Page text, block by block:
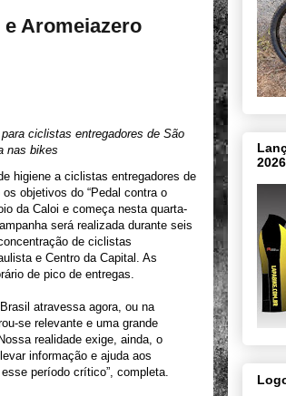
Aromeiazero
ciclistas entregadores de São
nas bikes
higiene a ciclistas entregadores de
objetivos do “Pedal contra o
da Caloi e começa nesta quarta-
será realizada durante seis
de ciclistas
e Centro da Capital. As
de pico de entregas.
atravessa agora, ou na
se relevante e uma grande
realidade exige, ainda, o
informação e ajuda aos
período crítico”, completa.
2026